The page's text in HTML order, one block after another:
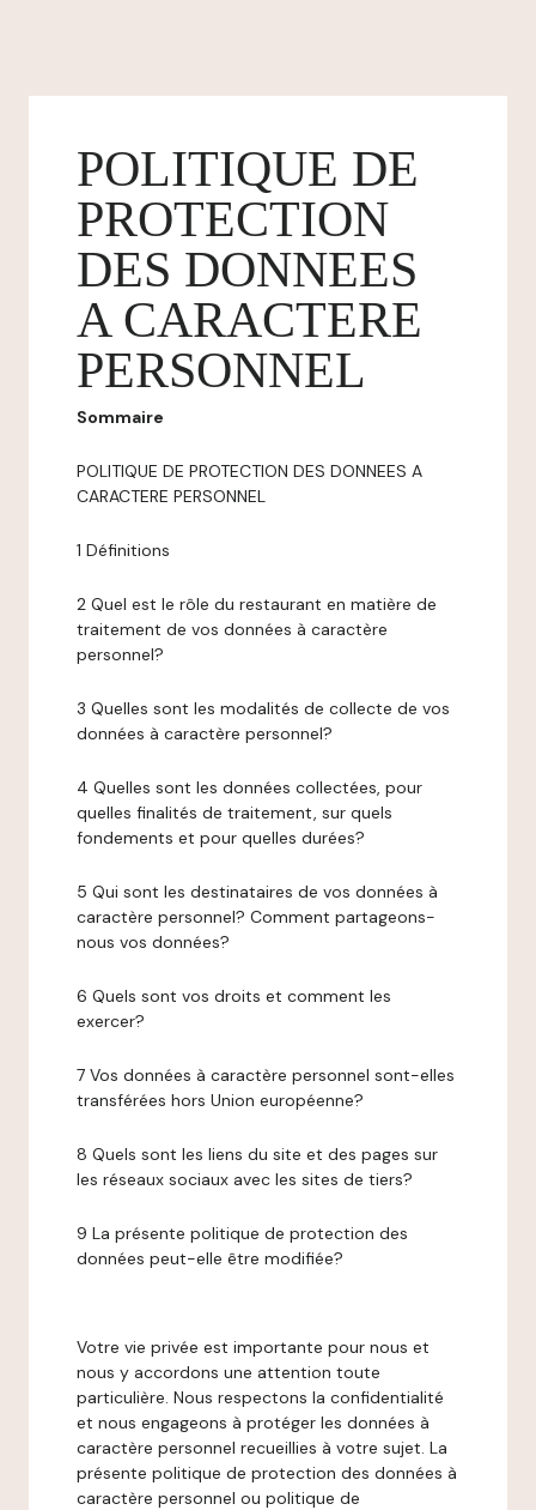
POLITIQUE DE
PROTECTION
DES DONNEES
A CARACTERE
PERSONNEL
Sommaire
POLITIQUE DE PROTECTION DES DONNEES A
CARACTERE PERSONNEL
1 Définitions
2 Quel est le rôle du restaurant en matière de
traitement de vos données à caractère
personnel?
3 Quelles sont les modalités de collecte de vos
données à caractère personnel?
4 Quelles sont les données collectées, pour
quelles finalités de traitement, sur quels
fondements et pour quelles durées?
5 Qui sont les destinataires de vos données à
caractère personnel? Comment partageons-
nous vos données?
6 Quels sont vos droits et comment les
exercer?
7 Vos données à caractère personnel sont-elles
transférées hors Union européenne?
8 Quels sont les liens du site et des pages sur
les réseaux sociaux avec les sites de tiers?
9 La présente politique de protection des
données peut-elle être modifiée?
Votre vie privée est importante pour nous et
nous y accordons une attention toute
particulière. Nous respectons la confidentialité
et nous engageons à protéger les données à
caractère personnel recueillies à votre sujet. La
présente politique de protection des données à
caractère personnel ou politique de